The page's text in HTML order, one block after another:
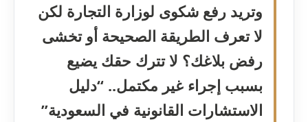
وتريد رفع شكوى لوزارة التجارة لكن
لا تعرف الطريقة الصحيحة أو تخشى
رفض بلاغك؟ لا تترك حقك يضيع
بسبب إجراء غير مكتمل.. “دليل
الاستشارات القانونية في السعودية”